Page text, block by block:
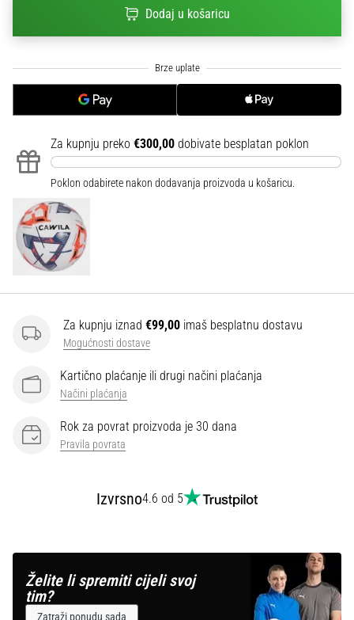
svake
gola…
Prikaži
sve
članke
Dodaj u košaricu
Za kupnju preko €300,00 dobivate besplatan poklon
Poklon odabirete nakon dodavanja proizvoda u košaricu.
Za kupnju iznad €99,00 imaš besplatnu dostavu
Mogućnosti dostave
Kartično plaćanje ili drugi načini plaćanja
Načini plaćanja
Rok za povrat proizvoda je 30 dana
Pravila povrata
Izvrsno4.6 od 5
Želite li spremiti cijeli svoj
tim?
Zatraži ponudu sada